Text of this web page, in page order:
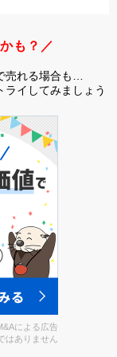
も？／
売れる場合も…
ライしてみましょう
による広告
はありません